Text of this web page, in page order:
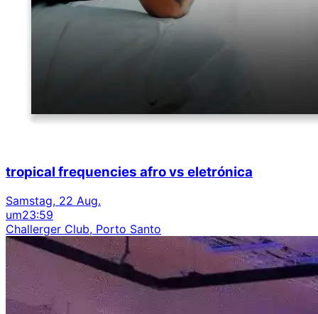
tropical frequencies afro vs eletrónica
Samstag, 22 Aug.
um23:59
Challerger Club, Porto Santo